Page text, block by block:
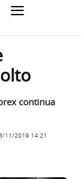
continua
11/2019 14:21